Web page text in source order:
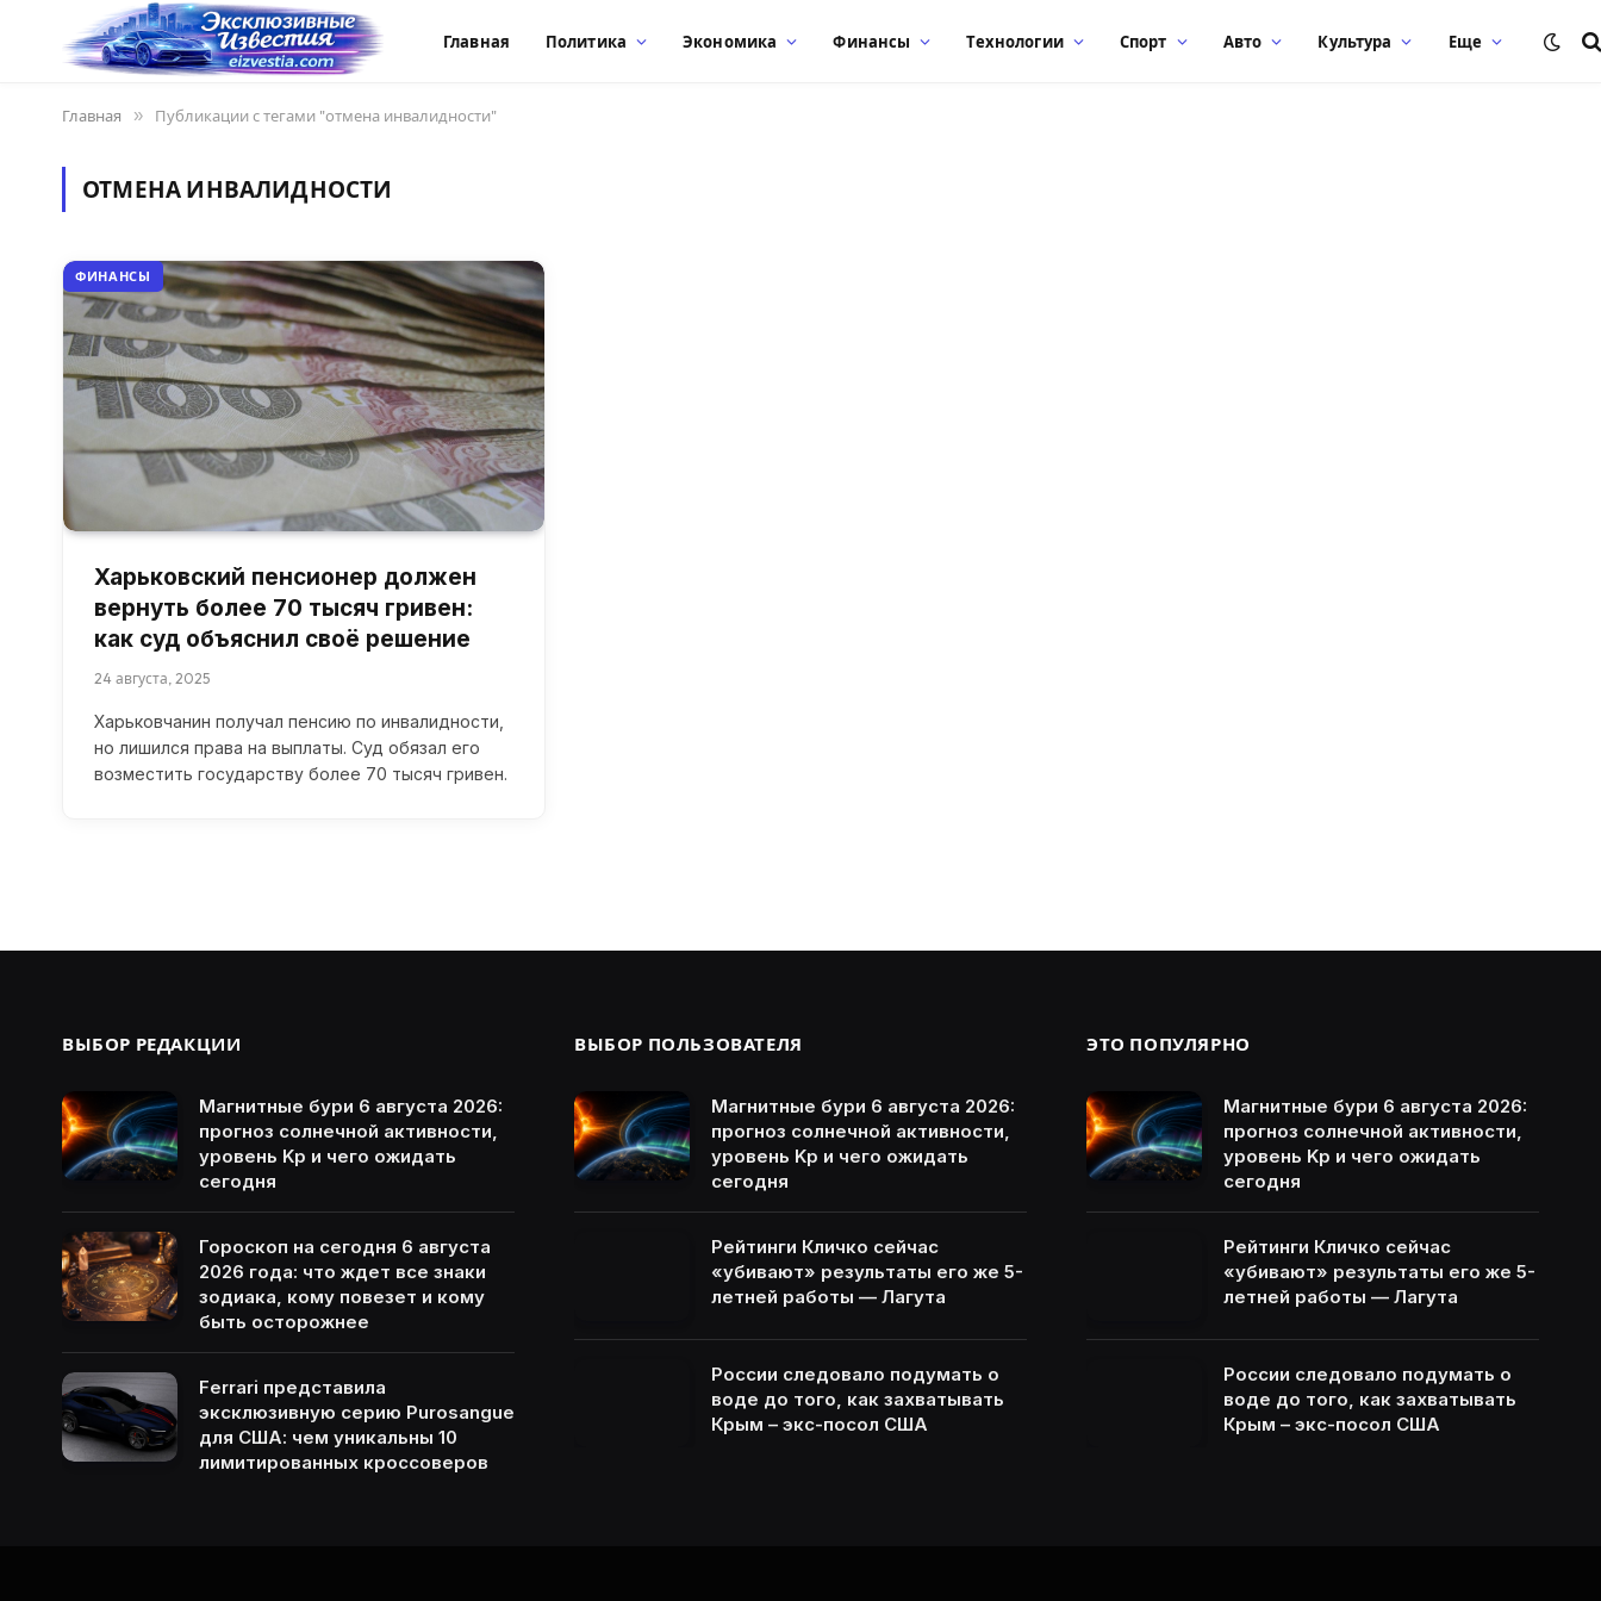
Главная Политика Экономика Финансы Технологии Спорт Авто Культура Еще
Главная » Публикации с тегами "отмена инвалидности"
ОТМЕНА ИНВАЛИДНОСТИ
ФИНАНСЫ
Харьковский пенсионер должен
вернуть более 70 тысяч гривен:
как суд объяснил своё решение
24 августа, 2025
Харьковчанин получал пенсию по инвалидности,
но лишился права на выплаты. Суд обязал его
возместить государству более 70 тысяч гривен.
ВЫБОР РЕДАКЦИИ
Магнитные бури 6 августа 2026:
прогноз солнечной активности,
уровень Kp и чего ожидать
сегодня
Гороскоп на сегодня 6 августа
2026 года: что ждет все знаки
зодиака, кому повезет и кому
быть осторожнее
Ferrari представила
эксклюзивную серию Purosangue
для США: чем уникальны 10
лимитированных кроссоверов
ВЫБОР ПОЛЬЗОВАТЕЛЯ
Магнитные бури 6 августа 2026:
прогноз солнечной активности,
уровень Kp и чего ожидать
сегодня
Рейтинги Кличко сейчас
«убивают» результаты его же 5-
летней работы — Лагута
России следовало подумать о
воде до того, как захватывать
Крым – экс-посол США
ЭТО ПОПУЛЯРНО
Магнитные бури 6 августа 2026:
прогноз солнечной активности,
уровень Kp и чего ожидать
сегодня
Рейтинги Кличко сейчас
«убивают» результаты его же 5-
летней работы — Лагута
России следовало подумать о
воде до того, как захватывать
Крым – экс-посол США